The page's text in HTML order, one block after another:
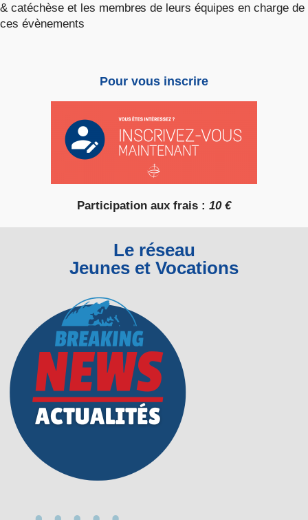
& catéchèse et les membres de leurs équipes en charge de
ces évènements
Pour vous inscrire
Participation aux frais : 10 €
Le réseau
Jeunes et Vocations